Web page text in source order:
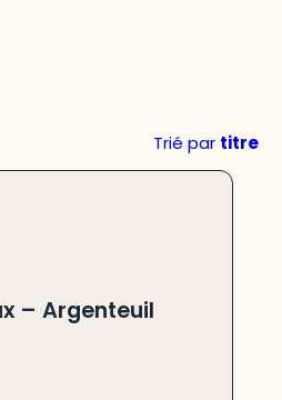
Trié par titre
– Argenteuil